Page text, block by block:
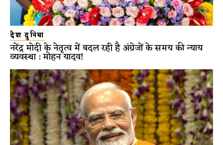
देश दुनिया
नरेंद्र मोदी के नेतृत्व में बदल रही है अंग्रेजों के समय की न्याय
व्यवस्था : मोहन यादव!